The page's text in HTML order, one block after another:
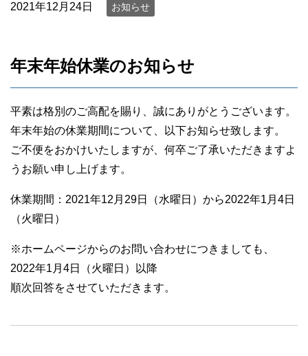
2021年12月24日 お知らせ
年末年始休業のお知らせ
平素は格別のご高配を賜り、誠にありがとうございます。
年末年始の休業期間について、以下お知らせ致します。
ご不便をおかけいたしますが、何卒ご了承いただきますよ
うお願い申し上げます。
休業期間：2021年12月29日（水曜日）から2022年1月4日
（火曜日）
※ホームページからのお問い合わせにつきましても、
2022年1月4日（火曜日）以降
順次回答をさせていただきます。